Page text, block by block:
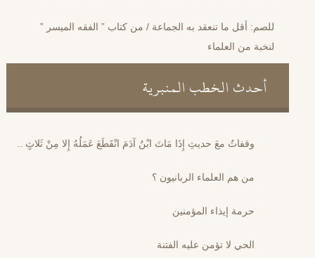
للصم: أقل ما تنعقد به الجماعة / من كتاب ” الفقه الميسر ”
لنخبة من العلماء
أحدث الخطب المنبرية
وقفاتٌ معَ حديثِ إِذَا مَاتَ ابْنُ آدَمَ انْقَطَعَ عَمَلُهُ إِلا مِنْ ثَلاثٍ ..
من هم العلماء الربانيون ؟
حرمة إيذاء المؤمنين
الحي لا تؤمن عليه الفتنة